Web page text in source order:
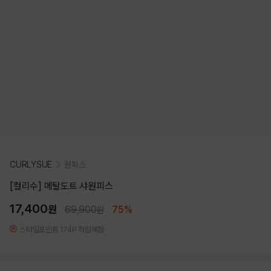
CURLYSUE 원피스
[컬리수] 메탈도트 샤원피스
17,400원 69,900원 75%
스타일포인트 174P 적립예정